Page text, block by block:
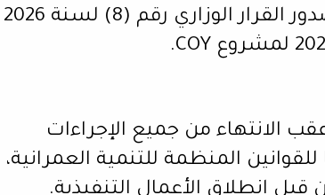
Sheikh Zayed بمدينة الشيخ زايد، وذلك بعد صدور القرار الوزاري رقم (8) لسنة 2026
الانتهاء من جميع الإجراءات
المنظمة للتنمية العمرانية،
انطلاق الأعمال التنفيذية.